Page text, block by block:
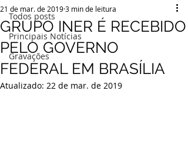
Todos posts
Principais Notícias
Gravações
GRUPO INER É RECEBIDO
PELO GOVERNO
FEDERAL EM BRASÍLIA
21 de mar. de 20193 min de leitura
Atualizado: 22 de mar. de 2019